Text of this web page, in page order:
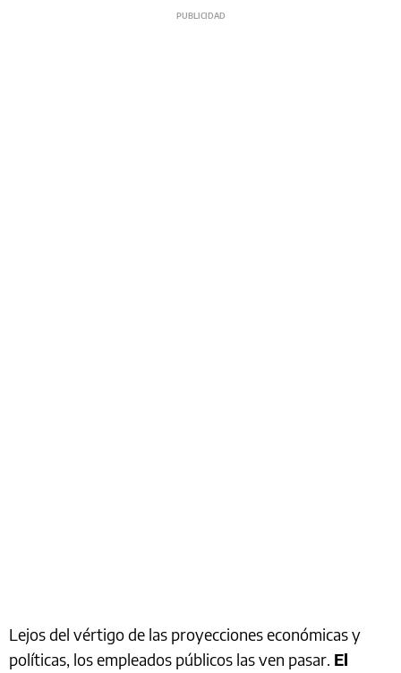
Lejos del vértigo de las proyecciones económicas y
políticas, los empleados públicos las ven pasar. El